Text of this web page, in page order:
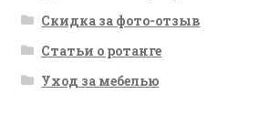
Скидка за фото-отзыв
Статьи о ротанге
Уход за мебелью